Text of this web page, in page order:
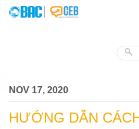
NOV 17, 2020
HƯỚNG DẪN